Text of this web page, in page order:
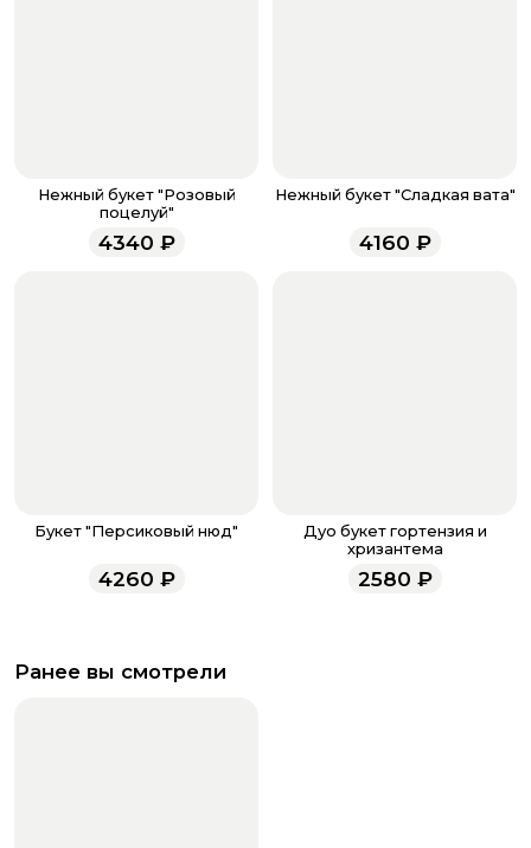
звоните по номеру телефона
8 (927) 936-71-86
напишите WhatsApp
+7 937 333-66-53
. Наши
менеджеры работают ежедневно с 9.00 до 23.00 и
всегда рады проконсультировать вас.
Нежный букет "Розовый
поцелуй"
4340 ₽
Нежный букет "Сладкая вата"
4160 ₽
Букет "Персиковый нюд"
4260 ₽
Дуо букет гортензия и
хризантема
2580 ₽
Ранее вы смотрели